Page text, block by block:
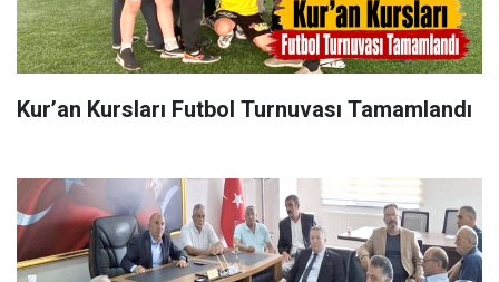
Kur’an Kursları Futbol Turnuvası Tamamlandı